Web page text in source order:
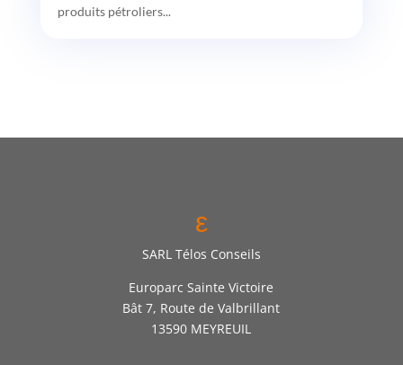
produits pétroliers...
ε
SARL Télos Conseils
Europarc Sainte Victoire
Bât 7, Route de Valbrillant
13590 MEYREUIL